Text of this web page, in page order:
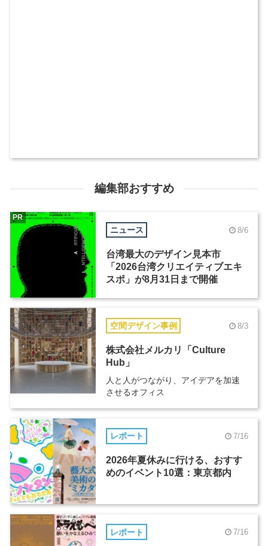
編集部おすすめ
ニュース 8/6
台湾最大のデザイン見本市
「2026台湾クリエイティブエキ
スポ」が8月31日まで開催
PR
空間デザイン事例 8/3
株式会社メルカリ「Culture
Hub」
人と人がつながり、アイデアを加速
させるオフィス
レポート 7/16
2026年夏休みに行ける、おすす
めのイベント10選：東京都内
レポート 7/16